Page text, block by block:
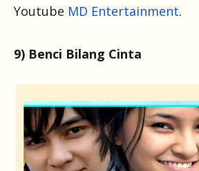
Youtube MD Entertainment.
9) Benci Bilang Cinta